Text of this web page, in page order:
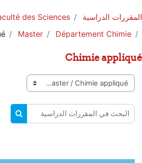
المقررات الدراسية
des Sciences
Département Chimie
Master
Chimie appliqué
تصنيفات المقررات
البحث في المقررات الدراسية
البحث